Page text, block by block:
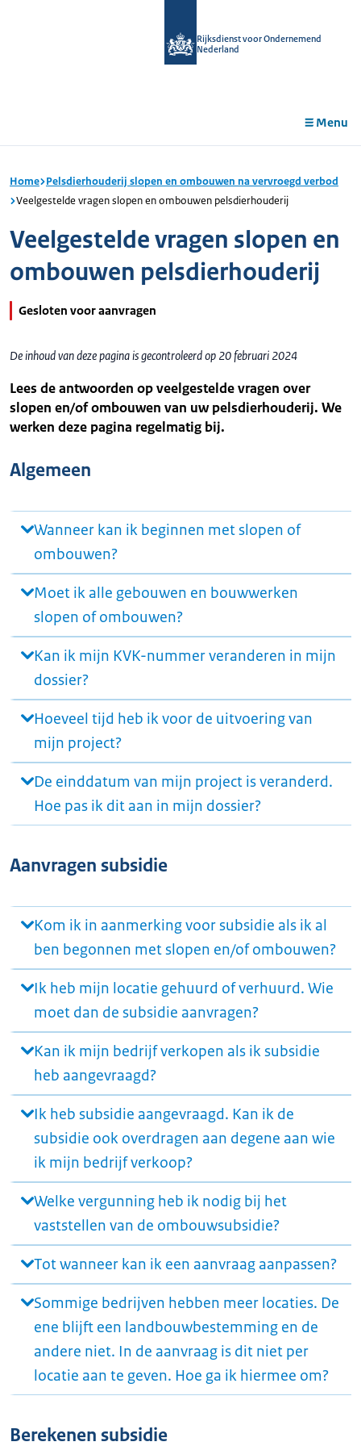
Rijksdienst voor Ondernemend
Nederland
Menu
Home Pelsdierhouderij slopen en ombouwen na vervroegd verbod
Veelgestelde vragen slopen en ombouwen pelsdierhouderij
Veelgestelde vragen slopen en
ombouwen pelsdierhouderij
Gesloten voor aanvragen
De inhoud van deze pagina is gecontroleerd op 20 februari 2024
Lees de antwoorden op veelgestelde vragen over
slopen en/of ombouwen van uw pelsdierhouderij. We
werken deze pagina regelmatig bij.
Algemeen
Wanneer kan ik beginnen met slopen of
ombouwen?
Moet ik alle gebouwen en bouwwerken
slopen of ombouwen?
Kan ik mijn KVK-nummer veranderen in mijn
dossier?
Hoeveel tijd heb ik voor de uitvoering van
mijn project?
De einddatum van mijn project is veranderd.
Hoe pas ik dit aan in mijn dossier?
Aanvragen subsidie
Kom ik in aanmerking voor subsidie als ik al
ben begonnen met slopen en/of ombouwen?
Ik heb mijn locatie gehuurd of verhuurd. Wie
moet dan de subsidie aanvragen?
Kan ik mijn bedrijf verkopen als ik subsidie
heb aangevraagd?
Ik heb subsidie aangevraagd. Kan ik de
subsidie ook overdragen aan degene aan wie
ik mijn bedrijf verkoop?
Welke vergunning heb ik nodig bij het
vaststellen van de ombouwsubsidie?
Tot wanneer kan ik een aanvraag aanpassen?
Sommige bedrijven hebben meer locaties. De
ene blijft een landbouwbestemming en de
andere niet. In de aanvraag is dit niet per
locatie aan te geven. Hoe ga ik hiermee om?
Berekenen subsidie